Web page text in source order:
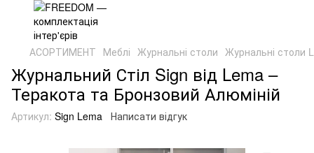
АСОРТИМЕНТ Меблі Журнальні столи Журнальні столи
Журнальний Стіл Sign від Lema –
Теракота та Бронзовий Алюміній
Артикул: Sign Lema Написати відгук